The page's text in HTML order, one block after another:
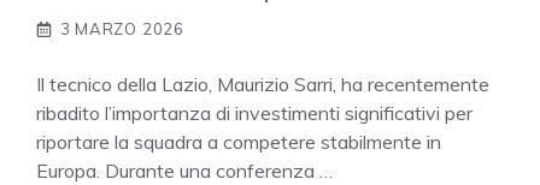
3 MARZO 2026
Il tecnico della Lazio, Maurizio Sarri, ha recentemente
ribadito l’importanza di investimenti significativi per
riportare la squadra a competere stabilmente in
Europa. Durante una conferenza …